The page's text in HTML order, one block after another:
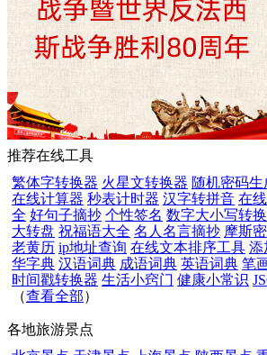
推荐在线工具
繁体字转换器 火星文转换器 随机密码生
在线计算器 秒表计时器 汉字转拼音 在
全 好句子摘抄 个性签名 数字大小写转换
大转盘 祝福语大全 名人名言摘抄 摩斯
老黄历 ip地址查询 在线文本排序工具 添
华字典 汉语词典 成语词典 英语词典 笔
时间戳转换器 生活小窍门 健康小常识
（查看全部）
各地旅游景点